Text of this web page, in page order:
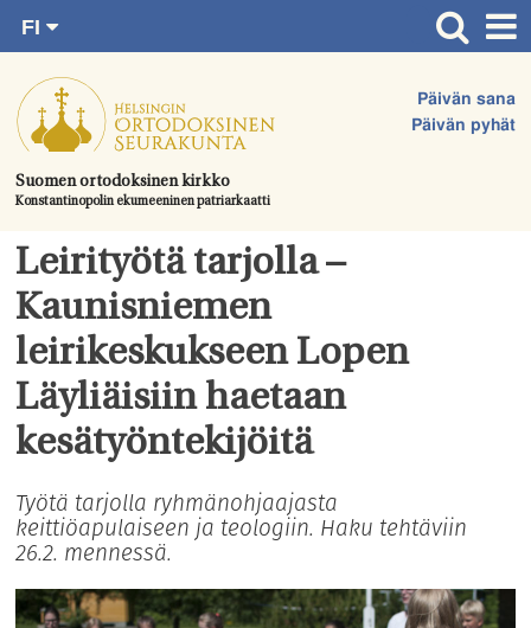
suoraan
sisältöön.
Suomen ortodoksinen kirkko
Konstantinopolin ekumeeninen patriarkaatti
Päivän sana
Päivän pyhät
FI
SV
EN
UA
Etusivu
Ajankohtaista
Juhlat & toimitukset
Kirkot
Apua & tukea
Tule mukaan
Hautausmaa
Yhteystiedot
Leirityötä tarjolla –
Kaunisniemen
leirikeskukseen Lopen
Läyliäisiin haetaan
kesätyöntekijöitä
Työtä tarjolla ryhmänohjaajasta
keittiöapulaiseen ja teologiin. Haku tehtäviin
26.2. mennessä.